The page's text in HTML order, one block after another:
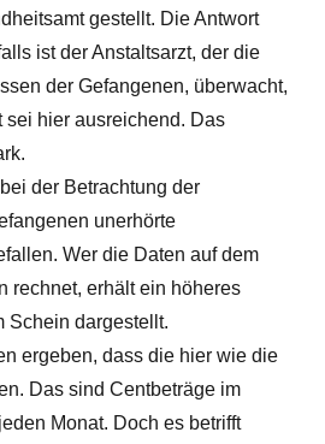
gestellt. Die Antwort
ist der Anstaltsarzt, der die
der Gefangenen, überwacht,
sei hier ausreichend. Das
der Betrachtung der
unerhörte
Wer die Daten auf dem
rechnet, erhält ein höheres
Schein dargestellt.
ergeben, dass die hier wie die
Das sind Centbeträge im
Monat. Doch es betrifft